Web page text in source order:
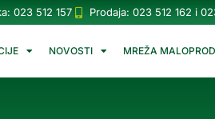
023 512 157 Prodaja: 023 512 162 i
NOVOSTI MREŽA